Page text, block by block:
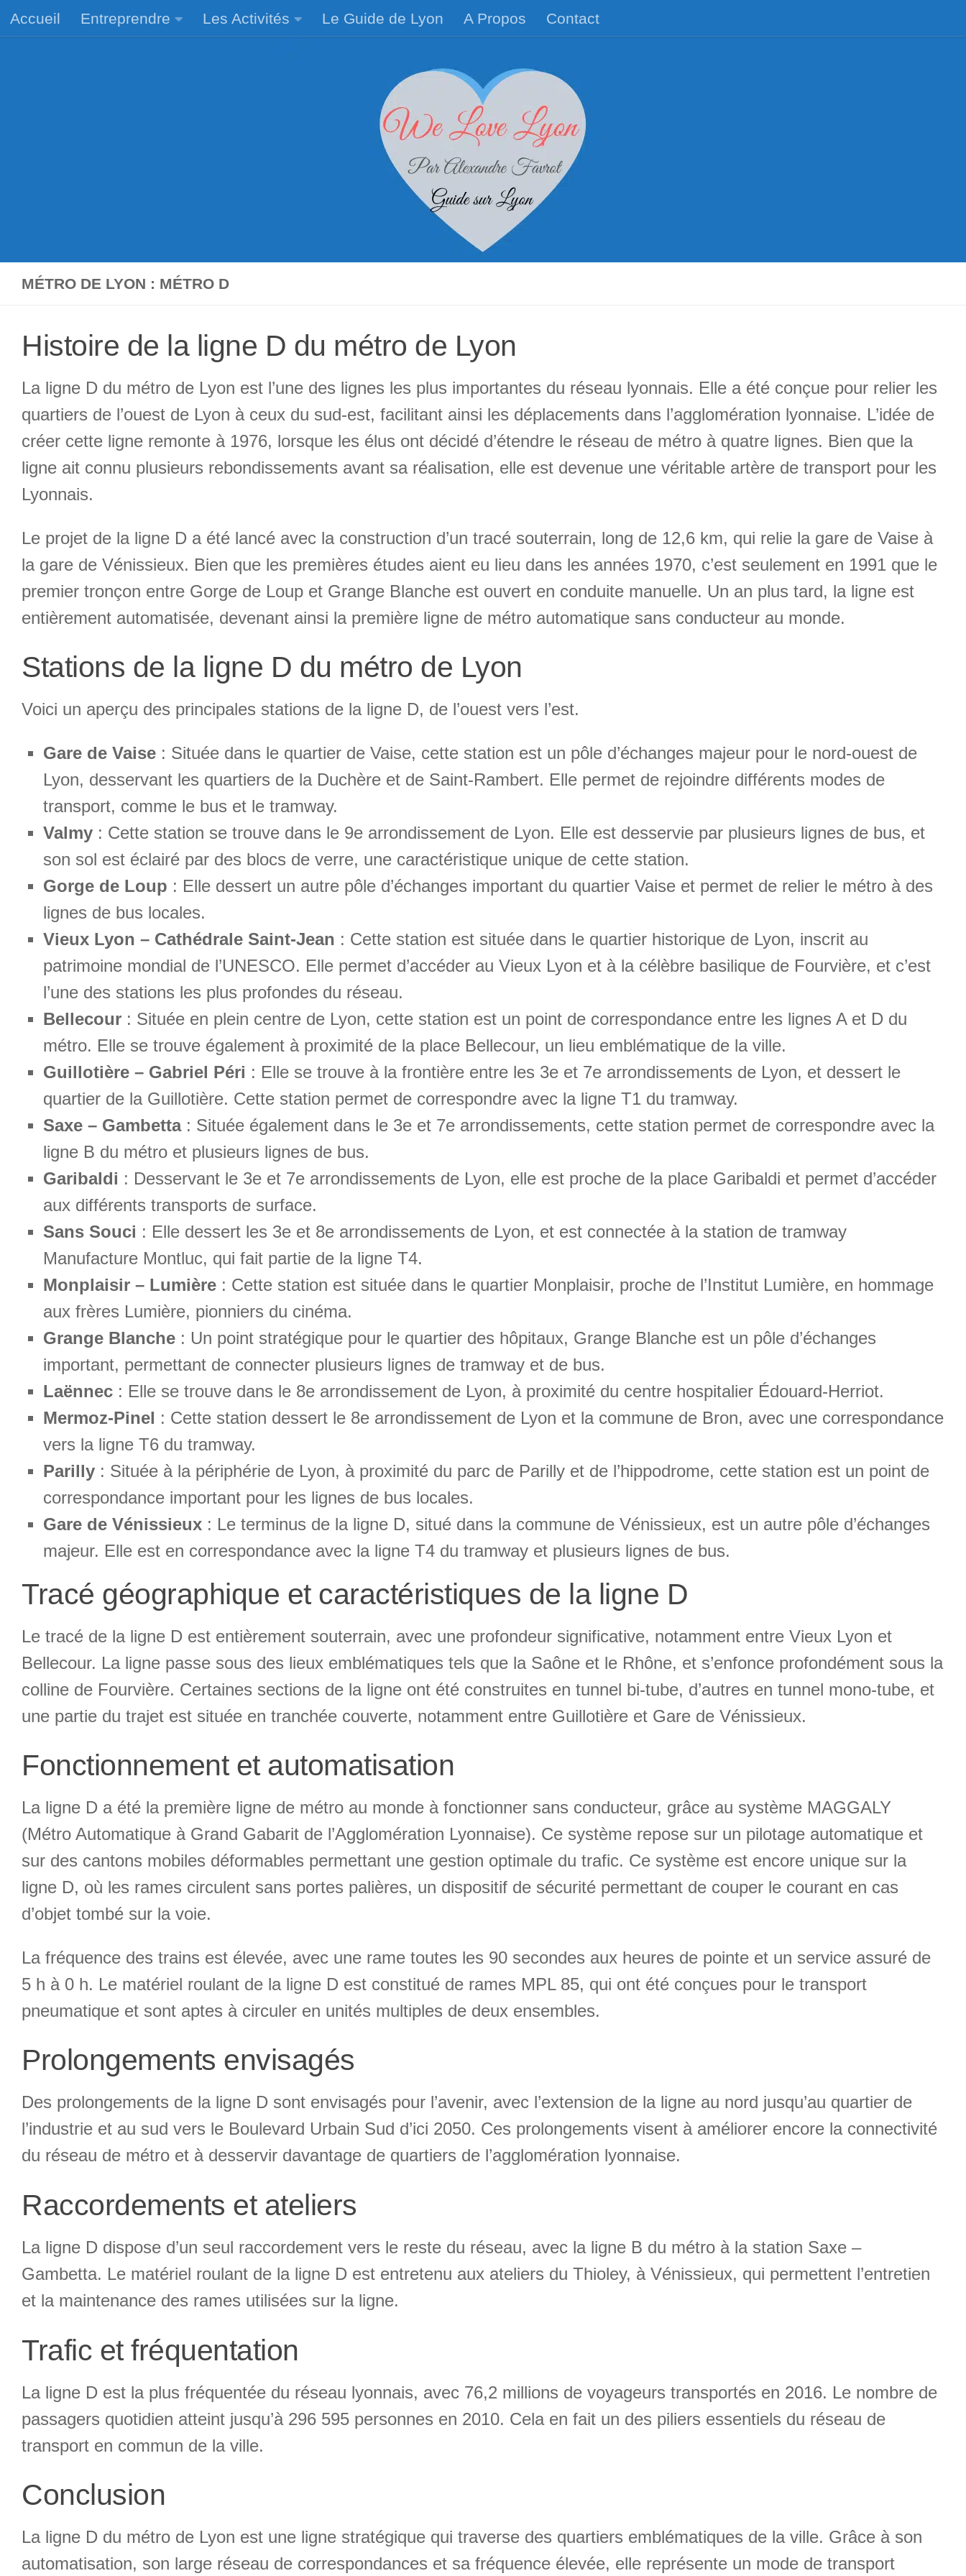
Skip to content
Accueil Entreprendre Les Activités Le Guide de Lyon A Propos Contact
MÉTRO DE LYON : MÉTRO D
Histoire de la ligne D du métro de Lyon
La ligne D du métro de Lyon est l’une des lignes les plus importantes du réseau lyonnais. Elle a été conçue pour relier les
quartiers de l’ouest de Lyon à ceux du sud-est, facilitant ainsi les déplacements dans l’agglomération lyonnaise. L’idée de
créer cette ligne remonte à 1976, lorsque les élus ont décidé d’étendre le réseau de métro à quatre lignes. Bien que la
ligne ait connu plusieurs rebondissements avant sa réalisation, elle est devenue une véritable artère de transport pour les
Lyonnais.
Le projet de la ligne D a été lancé avec la construction d’un tracé souterrain, long de 12,6 km, qui relie la gare de Vaise à
la gare de Vénissieux. Bien que les premières études aient eu lieu dans les années 1970, c’est seulement en 1991 que le
premier tronçon entre Gorge de Loup et Grange Blanche est ouvert en conduite manuelle. Un an plus tard, la ligne est
entièrement automatisée, devenant ainsi la première ligne de métro automatique sans conducteur au monde.
Stations de la ligne D du métro de Lyon
Voici un aperçu des principales stations de la ligne D, de l’ouest vers l’est.
Gare de Vaise : Située dans le quartier de Vaise, cette station est un pôle d’échanges majeur pour le nord-ouest de
Lyon, desservant les quartiers de la Duchère et de Saint-Rambert. Elle permet de rejoindre différents modes de
transport, comme le bus et le tramway.
Valmy : Cette station se trouve dans le 9e arrondissement de Lyon. Elle est desservie par plusieurs lignes de bus, et
son sol est éclairé par des blocs de verre, une caractéristique unique de cette station.
Gorge de Loup : Elle dessert un autre pôle d’échanges important du quartier Vaise et permet de relier le métro à des
lignes de bus locales.
Vieux Lyon – Cathédrale Saint-Jean : Cette station est située dans le quartier historique de Lyon, inscrit au
patrimoine mondial de l’UNESCO. Elle permet d’accéder au Vieux Lyon et à la célèbre basilique de Fourvière, et c’est
l’une des stations les plus profondes du réseau.
Bellecour : Située en plein centre de Lyon, cette station est un point de correspondance entre les lignes A et D du
métro. Elle se trouve également à proximité de la place Bellecour, un lieu emblématique de la ville.
Guillotière – Gabriel Péri : Elle se trouve à la frontière entre les 3e et 7e arrondissements de Lyon, et dessert le
quartier de la Guillotière. Cette station permet de correspondre avec la ligne T1 du tramway.
Saxe – Gambetta: Située également dans le 3e et 7e arrondissements, cette station permet de correspondre avec la
ligne B du métro et plusieurs lignes de bus.
Garibaldi : Desservant le 3e et 7e arrondissements de Lyon, elle est proche de la place Garibaldi et permet d’accéder
aux différents transports de surface.
Sans Souci : Elle dessert les 3e et 8e arrondissements de Lyon, et est connectée à la station de tramway
Manufacture Montluc, qui fait partie de la ligne T4.
Monplaisir – Lumière : Cette station est située dans le quartier Monplaisir, proche de l’Institut Lumière, en hommage
aux frères Lumière, pionniers du cinéma.
Grange Blanche : Un point stratégique pour le quartier des hôpitaux, Grange Blanche est un pôle d’échanges
important, permettant de connecter plusieurs lignes de tramway et de bus.
Laënnec : Elle se trouve dans le 8e arrondissement de Lyon, à proximité du centre hospitalier Édouard-Herriot.
Mermoz-Pinel : Cette station dessert le 8e arrondissement de Lyon et la commune de Bron, avec une correspondance
vers la ligne T6 du tramway.
Parilly : Située à la périphérie de Lyon, à proximité du parc de Parilly et de l’hippodrome, cette station est un point de
correspondance important pour les lignes de bus locales.
Gare de Vénissieux : Le terminus de la ligne D, situé dans la commune de Vénissieux, est un autre pôle d’échanges
majeur. Elle est en correspondance avec la ligne T4 du tramway et plusieurs lignes de bus.
Tracé géographique et caractéristiques de la ligne D
Le tracé de la ligne D est entièrement souterrain, avec une profondeur significative, notamment entre Vieux Lyon et
Bellecour. La ligne passe sous des lieux emblématiques tels que la Saône et le Rhône, et s’enfonce profondément sous la
colline de Fourvière. Certaines sections de la ligne ont été construites en tunnel bi-tube, d’autres en tunnel mono-tube, et
une partie du trajet est située en tranchée couverte, notamment entre Guillotière et Gare de Vénissieux.
Fonctionnement et automatisation
La ligne D a été la première ligne de métro au monde à fonctionner sans conducteur, grâce au système MAGGALY
(Métro Automatique à Grand Gabarit de l’Agglomération Lyonnaise). Ce système repose sur un pilotage automatique et
sur des cantons mobiles déformables permettant une gestion optimale du trafic. Ce système est encore unique sur la
ligne D, où les rames circulent sans portes palières, un dispositif de sécurité permettant de couper le courant en cas
d’objet tombé sur la voie.
La fréquence des trains est élevée, avec une rame toutes les 90 secondes aux heures de pointe et un service assuré de
5 h à 0 h. Le matériel roulant de la ligne D est constitué de rames MPL 85, qui ont été conçues pour le transport
pneumatique et sont aptes à circuler en unités multiples de deux ensembles.
Prolongements envisagés
Des prolongements de la ligne D sont envisagés pour l’avenir, avec l’extension de la ligne au nord jusqu’au quartier de
l’industrie et au sud vers le Boulevard Urbain Sud d’ici 2050. Ces prolongements visent à améliorer encore la connectivité
du réseau de métro et à desservir davantage de quartiers de l’agglomération lyonnaise.
Raccordements et ateliers
La ligne D dispose d’un seul raccordement vers le reste du réseau, avec la ligne B du métro à la station Saxe –
Gambetta. Le matériel roulant de la ligne D est entretenu aux ateliers du Thioley, à Vénissieux, qui permettent l’entretien
et la maintenance des rames utilisées sur la ligne.
Trafic et fréquentation
La ligne D est la plus fréquentée du réseau lyonnais, avec 76,2 millions de voyageurs transportés en 2016. Le nombre de
passagers quotidien atteint jusqu’à 296 595 personnes en 2010. Cela en fait un des piliers essentiels du réseau de
transport en commun de la ville.
Conclusion
La ligne D du métro de Lyon est une ligne stratégique qui traverse des quartiers emblématiques de la ville. Grâce à son
automatisation, son large réseau de correspondances et sa fréquence élevée, elle représente un mode de transport